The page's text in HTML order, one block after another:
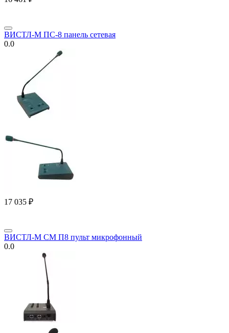
ВИСТЛ-М ПС-8 панель сетевая
0.0
17 035 ₽
ВИСТЛ-М СМ П8 пульт микрофонный
0.0